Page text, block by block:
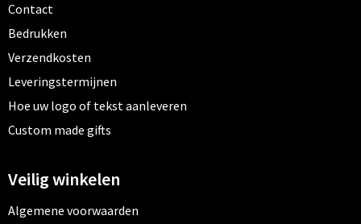
Contact
Bedrukken
Verzendkosten
Leveringstermijnen
Hoe uw logo of tekst aanleveren
Custom made gifts
Veilig winkelen
Algemene voorwaarden